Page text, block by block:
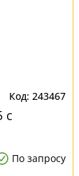
243467
с
По запросу